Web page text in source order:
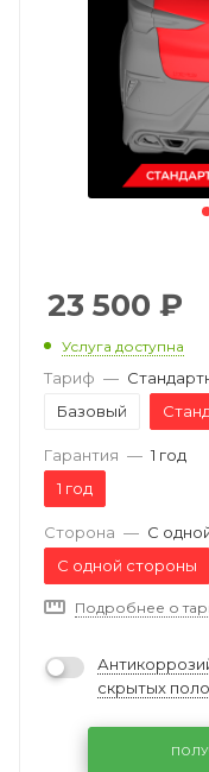
23 500 ₽
Услуга доступна
Тариф —
Базовый
Гарантия — 1 год
1 год
Сторона — С
С одной стороны
Подробнее о
скрытых